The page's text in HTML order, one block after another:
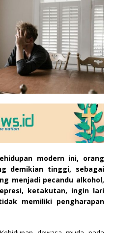
modern ini, orang
demikian tinggi, sebagai
menjadi pecandu alkohol,
ketakutan, ingin lari
memiliki pengharapan